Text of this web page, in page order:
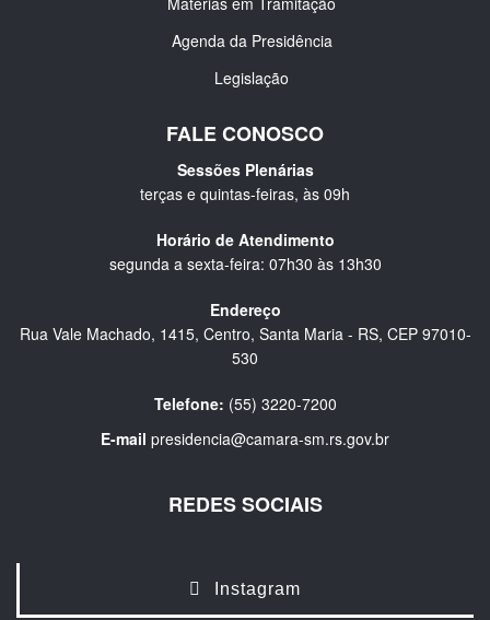
Agenda da Presidência
Legislação
FALE CONOSCO
Sessões Plenárias
terças e quintas-feiras, às 09h
Horário de Atendimento
segunda a sexta-feira: 07h30 às 13h30
Endereço
Rua Vale Machado, 1415, Centro, Santa Maria - RS, CEP 97010-
530
Telefone: (55) 3220-7200
E-mail presidencia@camara-sm.rs.gov.br
REDES SOCIAIS
Instagram